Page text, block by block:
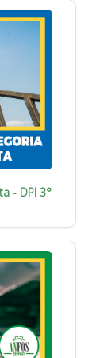
- DPI 3°